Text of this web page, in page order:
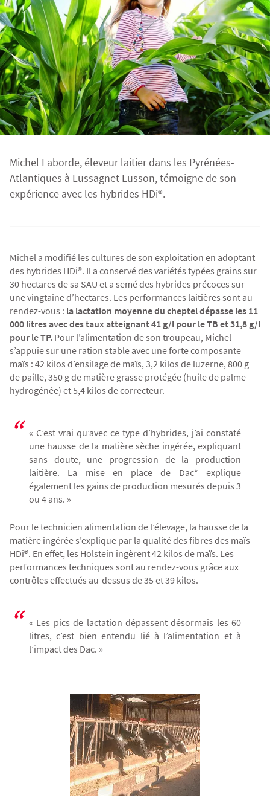
Michel Laborde, éleveur laitier dans les Pyrénées-
Atlantiques à Lussagnet Lusson, témoigne de son
expérience avec les hybrides HDi®.
Michel a modifié les cultures de son exploitation en adoptant
des hybrides HDi®. Il a conservé des variétés typées grains sur
30 hectares de sa SAU et a semé des hybrides précoces sur
une vingtaine d’hectares. Les performances laitières sont au
rendez-vous : la lactation moyenne du cheptel dépasse les 11
000 litres avec des taux atteignant 41 g/l pour le TB et 31,8 g/l
pour le TP. Pour l’alimentation de son troupeau, Michel
s’appuie sur une ration stable avec une forte composante
maïs : 42 kilos d’ensilage de maïs, 3,2 kilos de luzerne, 800 g
de paille, 350 g de matière grasse protégée (huile de palme
hydrogénée) et 5,4 kilos de correcteur.
« C’est vrai qu’avec ce type d’hybrides, j’ai constaté
une hausse de la matière sèche ingérée, expliquant
sans doute, une progression de la production
laitière. La mise en place de Dac* explique
également les gains de production mesurés depuis 3
ou 4 ans. »
Pour le technicien alimentation de l’élevage, la hausse de la
matière ingérée s’explique par la qualité des fibres des maïs
HDi®. En effet, les Holstein ingèrent 42 kilos de maïs. Les
performances techniques sont au rendez-vous grâce aux
contrôles effectués au-dessus de 35 et 39 kilos.
« Les pics de lactation dépassent désormais les 60
litres, c’est bien entendu lié à l’alimentation et à
l’impact des Dac. »
Fourragères
Luzerne
Plantain fourrager
Ray-grass anglais
Trèfle blanc
Protéagineux
Semences Bio
Fourragères Bio
Tournesol
Blé
Orge
Triticale
Agriculture Bio
Résultats d’essais Orge
Résultats d'essais Triticale
Résultats d'essais Protéagineux
Colza
Blé
Orge
Maïs ensilage